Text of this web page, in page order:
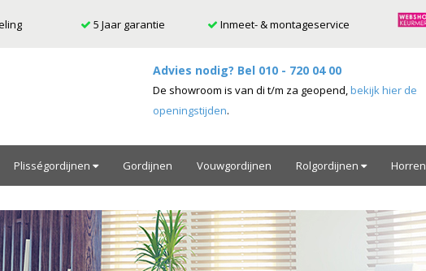
5 Jaar garantie Inmeet- & montageservice
Advies nodig? Bel 010 - 720 04 00
De showroom is van di t/m za geopend,bekijk hier de
openingstijden.
Plisségordijnen Gordijnen Vouwgordijnen Rolgordijnen Horren